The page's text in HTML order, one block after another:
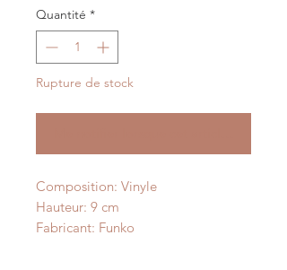
Quantité *
Rupture de stock
Composition: Vinyle
Hauteur: 9 cm
Fabricant: Funko